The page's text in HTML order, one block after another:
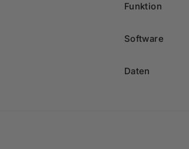
Funktion
Software
Daten